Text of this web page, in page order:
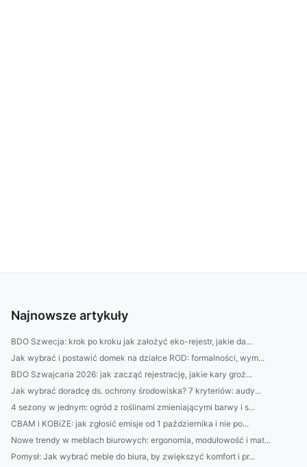
Najnowsze artykuły
BDO Szwecja: krok po kroku jak założyć eko-rejestr, jakie da...
Jak wybrać i postawić domek na działce ROD: formalności, wym...
BDO Szwajcaria 2026: jak zacząć rejestrację, jakie kary groż...
Jak wybrać doradcę ds. ochrony środowiska? 7 kryteriów: audy...
4 sezony w jednym: ogród z roślinami zmieniającymi barwy i s...
CBAM i KOBiZE: jak zgłosić emisje od 1 października i nie po...
Nowe trendy w meblach biurowych: ergonomia, modułowość i mat...
Pomysł: Jak wybrać meble do biura, by zwiększyć komfort i pr...